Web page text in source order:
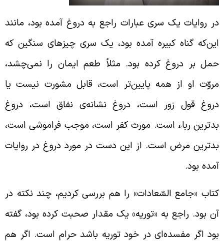
روایات یک سری عبارات راجع به دروغ آمده بود، مانند
گناه کبیره آمده بود، یک سری چیزهای سنگین که
بر دروغ کرده بود. مثلاً طعم ایمان را نمی‌چشد،
او از همه پایین‌تر است، قابل مشورت نیست یا
قول زور است، دروغ نشانه‌ی نفاق است، دروغ
رباء است. مورث کفر است، موجب فراموشی است،
مرض است. از این دست در مورد دروغ در روایات
بود.
«جامع السّعادات» را هم بررسی کردیم، چند نکته در
بود. راجع به «توریه» یک مقدار صحبت کرده بود، گفته
اگر مفسده‌ای در خود توریه باشد حرام است. اگر هم